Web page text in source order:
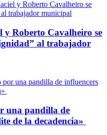
y Roberto Cavalheiro se
al trabajador
una pandilla de
de la decadencia»